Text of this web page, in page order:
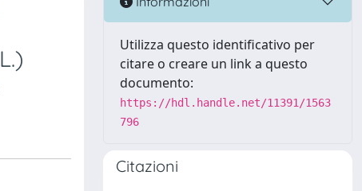
Utilizza questo identificativo per
citare o creare un link a questo
documento:
https://hdl.handle.net/11391/1563
796
Citazioni